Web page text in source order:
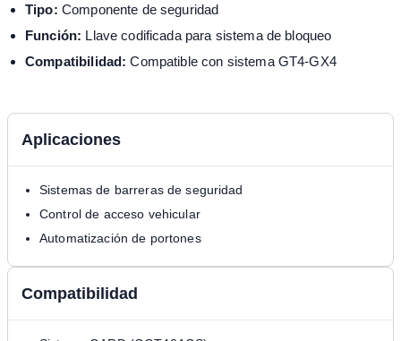
Tipo: Componente de seguridad
Función: Llave codificada para sistema de bloqueo
Compatibilidad: Compatible con sistema GT4-GX4
Aplicaciones
Sistemas de barreras de seguridad
Control de acceso vehicular
Automatización de portones
Compatibilidad